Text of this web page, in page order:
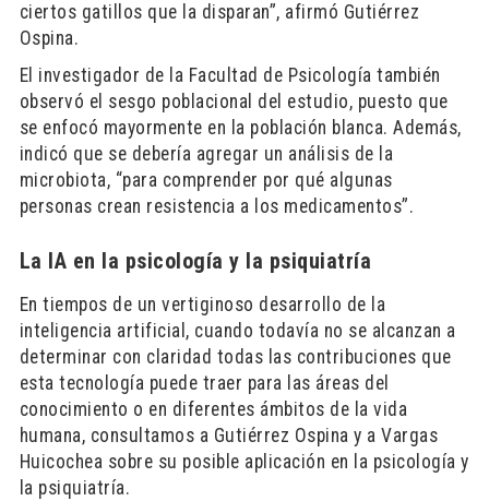
ciertos gatillos que la disparan”, afirmó Gutiérrez
Ospina.
El investigador de la Facultad de Psicología también
observó el sesgo poblacional del estudio, puesto que
se enfocó mayormente en la población blanca. Además,
indicó que se debería agregar un análisis de la
microbiota, “para comprender por qué algunas
personas crean resistencia a los medicamentos”.
La IA en la psicología y la psiquiatría
En tiempos de un vertiginoso desarrollo de la
inteligencia artificial, cuando todavía no se alcanzan a
determinar con claridad todas las contribuciones que
esta tecnología puede traer para las áreas del
conocimiento o en diferentes ámbitos de la vida
humana, consultamos a Gutiérrez Ospina y a Vargas
Huicochea sobre su posible aplicación en la psicología y
la psiquiatría.